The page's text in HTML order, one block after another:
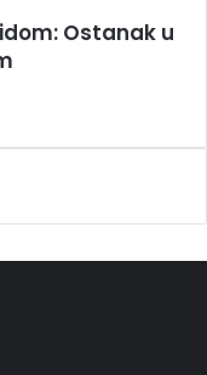
Ostanak u